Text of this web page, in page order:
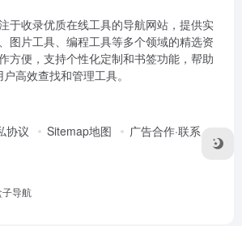
于收录优质在线工具的导航网站，提供实
图片工具、编程工具等多个领域的精选资
方便，支持个性化定制和书签功能，帮助
户高效查找和管理工具。
协议 Sitemap地图 广告合作·联系
子导航